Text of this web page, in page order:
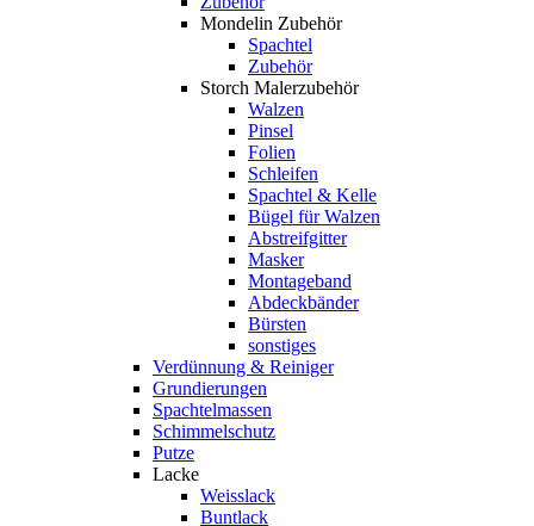
Mondelin Zubehör
Spachtel
Zubehör
Storch Malerzubehör
Walzen
Pinsel
Folien
Schleifen
Spachtel & Kelle
Bügel für Walzen
Abstreifgitter
Masker
Montageband
Abdeckbänder
Bürsten
sonstiges
Verdünnung & Reiniger
Grundierungen
Spachtelmassen
Schimmelschutz
Putze
Lacke
Weisslack
Buntlack